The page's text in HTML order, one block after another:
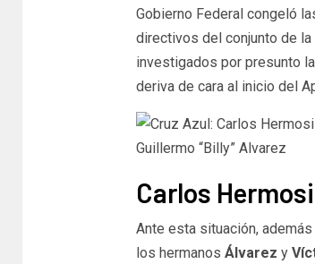
Gobierno Federal congeló
directivos del conjunto de la
investigados por presunto
deriva de cara al inicio del
Guillermo “Billy” Alvarez
Carlos
Ante esta situación,
los hermanos Álvarez y